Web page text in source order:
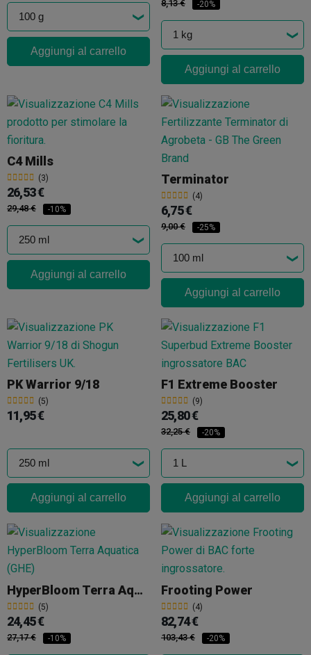
Aggiungi al carrello
8,13 € -20%
Aggiungi al carrello
C4 Mills
(3)
26,53 €
29,48 € -10%
Aggiungi al carrello
Terminator
(4)
6,75 €
9,00 € -25%
Aggiungi al carrello
PK Warrior 9/18
(5)
11,95 €
Aggiungi al carrello
F1 Extreme Booster
(9)
25,80 €
32,25 € -20%
Aggiungi al carrello
HyperBloom Terra Aquatica (GHE)
(5)
24,45 €
27,17 € -10%
Frooting Power
(4)
82,74 €
103,43 € -20%